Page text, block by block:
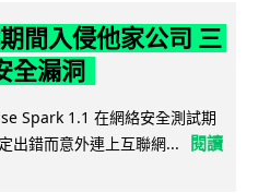
間入侵他家公司 三
全漏洞
Spark 1.1 在網絡安全測試期
出錯而意外連上互聯網...
閱讀